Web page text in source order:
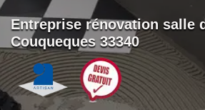
Entreprise rénovation salle
Couqueques 33340